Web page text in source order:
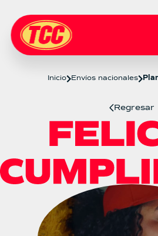
Inicio Envíos nacionales
Regresar
Planillas de